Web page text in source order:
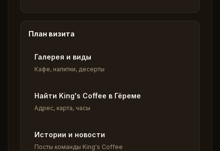
План визита
Галерея и виды
Кафе, напитки, десерты
Найти King's Coffee в Гёреме
Адрес, карта, часы
Истории и новости
Посты команды King's Coffee